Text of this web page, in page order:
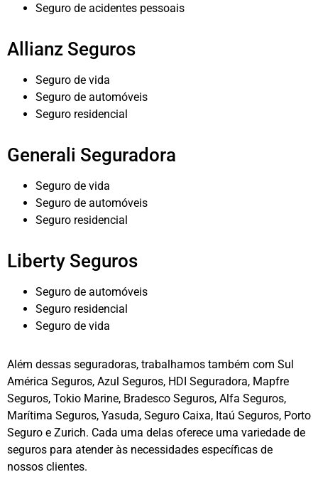
Seguro de acidentes pessoais
Allianz Seguros
Seguro de vida
Seguro de automóveis
Seguro residencial
Generali Seguradora
Seguro de vida
Seguro de automóveis
Seguro residencial
Liberty Seguros
Seguro de automóveis
Seguro residencial
Seguro de vida
Além dessas seguradoras, trabalhamos também com Sul
América Seguros, Azul Seguros, HDI Seguradora, Mapfre
Seguros, Tokio Marine, Bradesco Seguros, Alfa Seguros,
Marítima Seguros, Yasuda, Seguro Caixa, Itaú Seguros, Porto
Seguro e Zurich. Cada uma delas oferece uma variedade de
seguros para atender às necessidades específicas de
nossos clientes.